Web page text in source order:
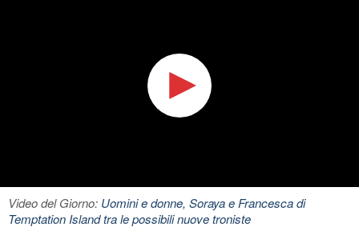
Video del Giorno: Uomini e donne, Soraya e Francesca di
Temptation Island tra le possibili nuove troniste